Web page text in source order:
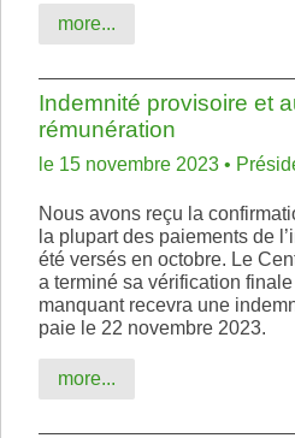
more...
Indemnité provisoire et
rémunération
le 15 novembre 2023 •
Nous avons reçu la
la plupart des paiements de
été versés en octobre. Le
a terminé sa vérification
manquant recevra une
paie le 22 novembre 2023.
more...